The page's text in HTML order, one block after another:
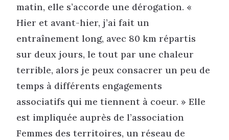
matin, elle s’accorde une dérogation. «
Hier et avant-hier, j’ai fait un
entraînement long, avec 80 km répartis
sur deux jours, le tout par une chaleur
terrible, alors je peux consacrer un peu de
temps à différents engagements
associatifs qui me tiennent à coeur. » Elle
est impliquée auprès de l’association
Femmes des territoires, un réseau de